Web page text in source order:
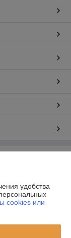
8
удобства
cookies или